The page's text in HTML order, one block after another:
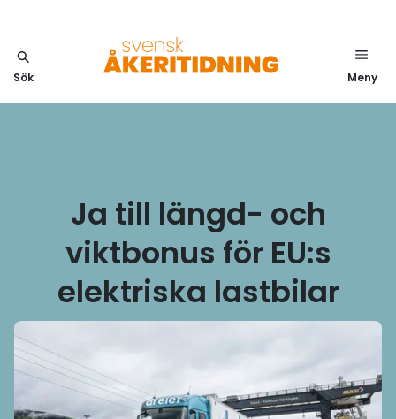
Sök Meny
Ja till längd- och
viktbonus för EU:s
elektriska lastbilar